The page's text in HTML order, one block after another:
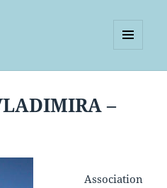
–
Association